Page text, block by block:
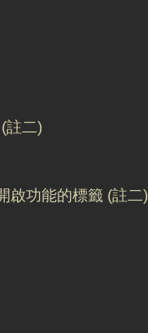
註二)
啟功能的標籤 (註二)